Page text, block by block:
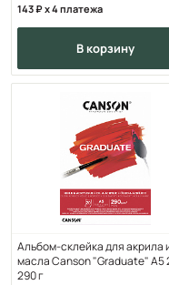
143 x 4 платежа
в корзину
Альбом-склейка для акрила
масла Canson "Graduate" A5
290 г